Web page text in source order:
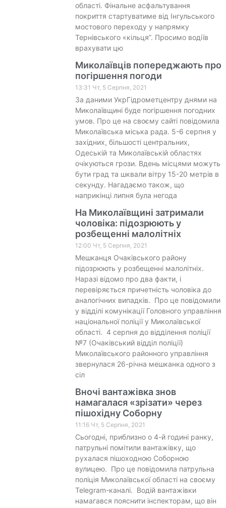
області. Фінальне асфальтування
покриття стартуватиме від Інгульського
мостового переходу у напрямку
Тернівського «кільця”. Просимо водіїв
врахувати цю
Миколаївців попереджають про
погіршення погоди
13:31 Чт, 5 Серпня, 2021
За даними УкрГідрометцентру днями на
Миколаївщині буде погіршення погодних
умов. Про це на своєму сайті повідомила
Миколаївська міська рада. 5-6 серпня у
західних, більшості центральних,
Одеській та Миколаївській областях
очікуються грози. Вдень місцями можуть
бути град та шквали вітру 15-20 метрів в
секунду. Нагадаємо також, що
наприкінці липня була негода
На Миколаївщині затримали
чоловіка: підозрюють у
розбещенні малолітніх
12:00 Чт, 5 Серпня, 2021
Мешканця Очаківського району
підозрюють у розбещенні малолітніх.
Наразі відомо про два факти, і
перевіряється причетність чоловіка до
аналогічних випадків. Про це повідомили
у відділі комунікації Головного управління
національної поліції у Миколаївської
області. 4 серпня до відділення поліції
№7 (Очаківський відділ поліції)
Миколаївського районного управління
звернулася 26-річна мешканка одного з
сіл
Вночі вантажівка знов
намагалася «зрізати» через
пішохідну Соборну
11:16 Чт, 5 Серпня, 2021
Сьогодні, приблизно о 4-й годині ранку,
патрульні помітили вантажівку, що
рухалася пішоходною Соборною
вулицею. Про це повідомила патрульна
поліція Миколаївської області на своєму
Telegram-каналі. Водій вантажівки
намагався пояснити інспекторам, що він